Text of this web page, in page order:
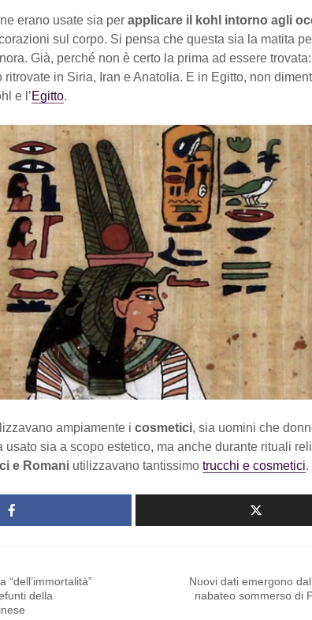
erano usate sia per applicare il kohl intorno agli
sul corpo. Si pensa che questa sia la matita
Già, perché non è certo la prima ad essere
in Siria, Iran e Anatolia. E in Egitto, non
e l’Egitto.
ampiamente i cosmetici, sia uomini che
usato sia a scopo estetico, ma anche durante rituali
e Romani utilizzavano tantissimo trucchi e cosmetici.
“dell’immortalità”
della
Nuovi dati emergono
nabateo sommerso di